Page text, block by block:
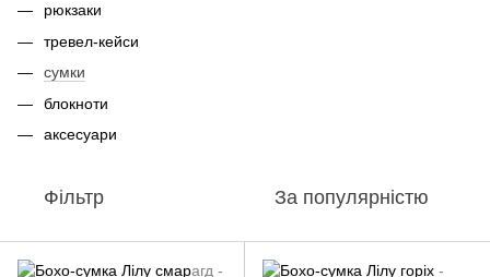
рюкзаки
тревел-кейси
сумки
блокноти
аксесуари
Фільтр За популярністю